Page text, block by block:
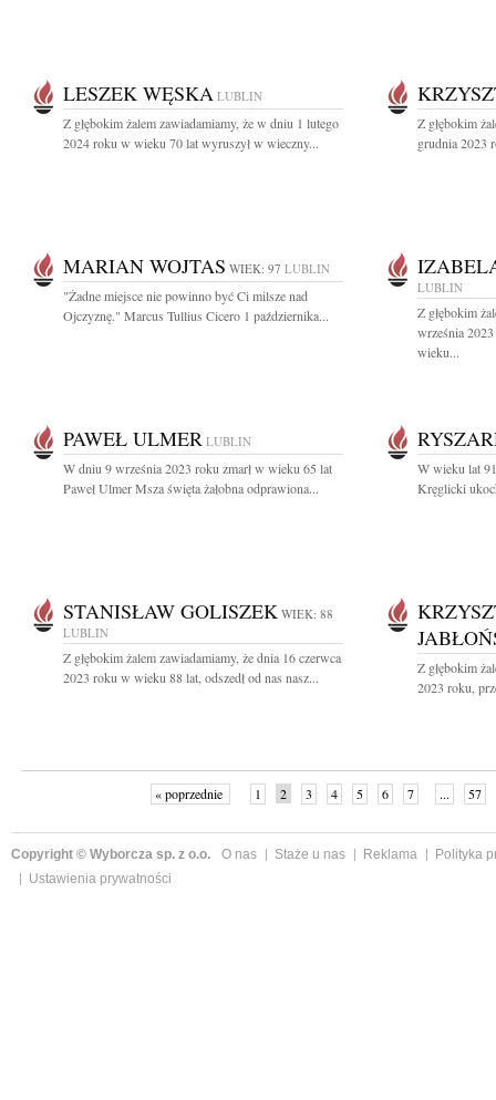
LESZEK WĘSKA LUBLIN
Z głębokim żalem zawiadamiamy, że w dniu 1 lutego
2024 roku w wieku 70 lat wyruszył w wieczny...
Z głębokim
grudnia 2023
MARIAN WOJTAS WIEK: 97 LUBLIN
"Żadne miejsce nie powinno być Ci milsze nad
Ojczyznę." Marcus Tullius Cicero 1 października...
LUBLIN
Z głębokim
września
wieku...
PAWEŁ ULMER LUBLIN
W dniu 9 września 2023 roku zmarł w wieku 65 lat
Paweł Ulmer Msza święta żałobna odprawiona...
W wieku lat
Kręglicki
STANISŁAW GOLISZEK WIEK: 88
LUBLIN
Z głębokim żalem zawiadamiamy, że dnia 16 czerwca
2023 roku w wieku 88 lat, odszedł od nas nasz...
Z głębokim
2023 roku,
« poprzednie 1 2 3 4 5 6 7 ... 57
Copyright © Wyborcza sp. z o.o. O nas Staże u nas Reklama
Polityka
Ustawienia prywatności